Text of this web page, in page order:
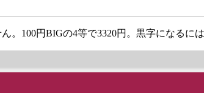
ん。100円BIGの4等で3320円。黒字になるに